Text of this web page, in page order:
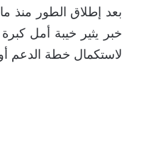
خبر يثير خيبة أمل
لاستكمال خطة الدعم